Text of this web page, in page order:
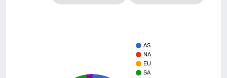
AS
NA
EU
SA